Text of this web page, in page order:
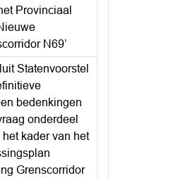
Provinciaal
N69’
Statenvoorstel
bedenkingen
onderdeel
kader van het
Grenscorridor